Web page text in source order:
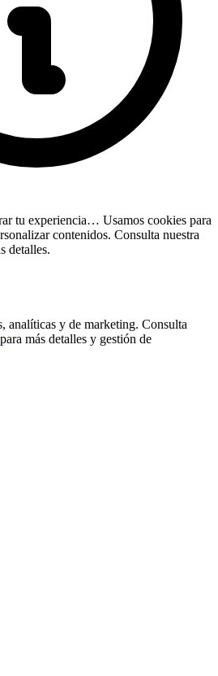
tu experiencia… Usamos cookies para
contenidos. Consulta nuestra
detalles.
analíticas y de marketing. Consulta
para más detalles y gestión de